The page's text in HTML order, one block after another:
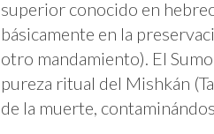
superior conocido en
básicamente en la
otro mandamiento). El
pureza ritual del Mishkán
de la muerte,